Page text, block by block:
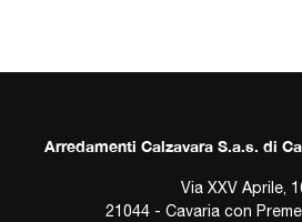
Arredamenti Calzavara S.a.s. di
Via XXV Aprile,
21044 - Cavaria con